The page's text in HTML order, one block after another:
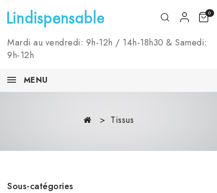
Mardi au vendredi: 9h-12h / 14h-18h30 & Samedi:
9h-12h
0
MENU
Tissus
Sous-catégories